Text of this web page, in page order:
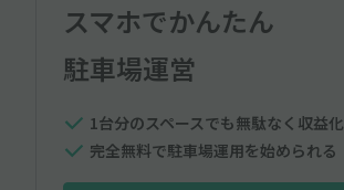
スマホでかんたん
駐車場運営
1台分のスペースでも無駄なく収益化
完全無料で駐車場運用を始められる